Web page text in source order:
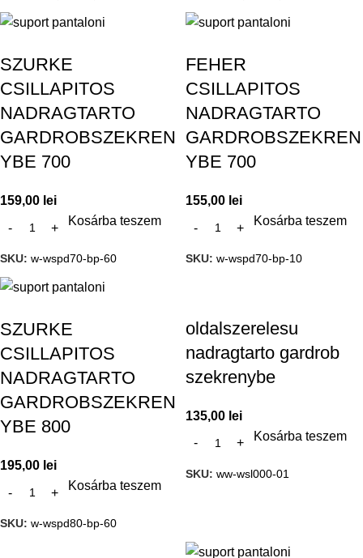
SZURKE
CSILLAPITOS
NADRAGTARTO
GARDROBSZEKREN
YBE 700
159,00 lei
Kosárba teszem
SKU: w-wspd70-bp-60
FEHER
CSILLAPITOS
NADRAGTARTO
GARDROBSZEKREN
YBE 700
155,00 lei
Kosárba teszem
SKU: w-wspd70-bp-10
SZURKE
CSILLAPITOS
NADRAGTARTO
GARDROBSZEKREN
YBE 800
195,00 lei
Kosárba teszem
SKU: w-wspd80-bp-60
oldalszerelesu
nadragtarto gardrob
szekrenybe
135,00 lei
Kosárba teszem
SKU: ww-wsl000-01